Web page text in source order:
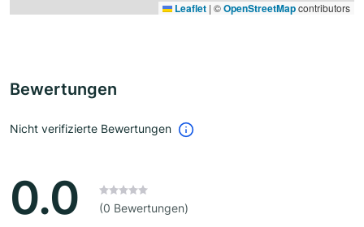
Leaflet | ©OpenStreetMapcontributors
Bewertungen
Nicht verifizierte Bewertungen
0.0 (0 Bewertungen)